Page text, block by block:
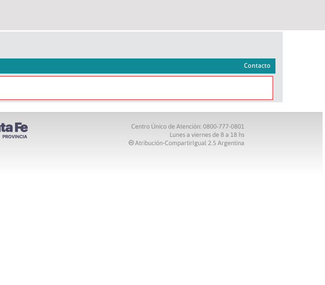
Contacto
Centro Único de Atención: 0800-777-0801
Lunes a viernes de 8 a 18 hs
cAtribución-CompartirIgual 2.5 Argentina